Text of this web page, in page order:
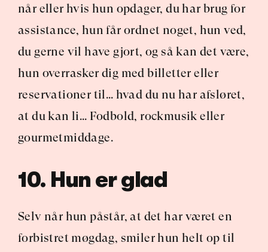
når eller hvis hun opdager, du har brug for
assistance, hun får ordnet noget, hun ved,
du gerne vil have gjort, og så kan det være,
hun overrasker dig med billetter eller
reservationer til… hvad du nu har afsløret,
at du kan li… Fodbold, rockmusik eller
gourmetmiddage.
10. Hun er glad
Selv når hun påstår, at det har været en
forbistret møgdag, smiler hun helt op til